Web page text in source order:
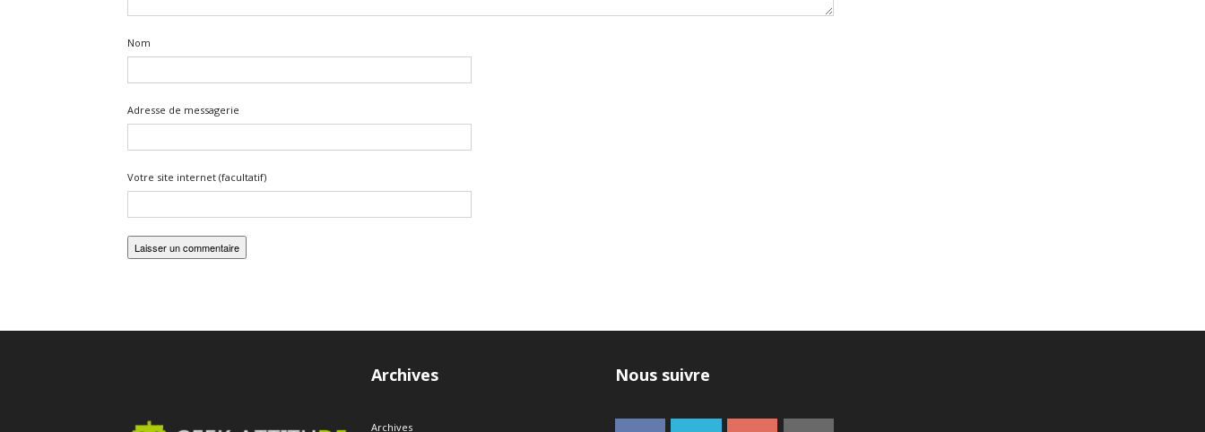
Nom
Adresse de messagerie
Votre site internet (facultatif)
Archives
Archives
Nous suivre